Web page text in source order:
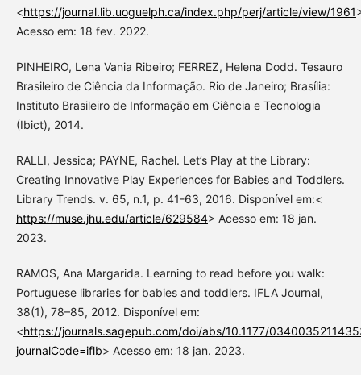
<https://journal.lib.uoguelph.ca/index.php/perj/article/view/1961
Acesso em: 18 fev. 2022.
PINHEIRO, Lena Vania Ribeiro; FERREZ, Helena Dodd. Tesauro
Brasileiro de Ciência da Informação. Rio de Janeiro; Brasília:
Instituto Brasileiro de Informação em Ciência e Tecnologia
(Ibict), 2014.
RALLI, Jessica; PAYNE, Rachel. Let’s Play at the Library:
Creating Innovative Play Experiences for Babies and Toddlers.
Library Trends. v. 65, n.1, p. 41-63, 2016. Disponível em:<
https://muse.jhu.edu/article/629584> Acesso em: 18 jan.
2023.
RAMOS, Ana Margarida. Learning to read before you walk:
Portuguese libraries for babies and toddlers. IFLA Journal,
38(1), 78–85, 2012. Disponível em:
<https://journals.sagepub.com/doi/abs/10.1177/
journalCode=iflb> Acesso em: 18 jan. 2023.